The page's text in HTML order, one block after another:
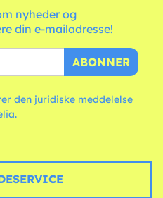
nyheder og
din e-mailadresse!
ABONNER
den juridiske meddelelse